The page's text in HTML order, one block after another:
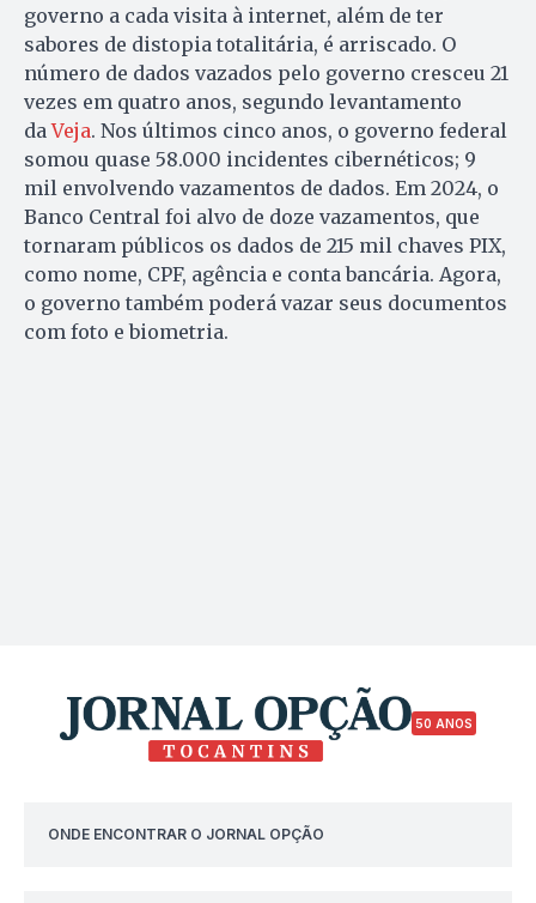
governo a cada visita à internet, além de ter
sabores de distopia totalitária, é arriscado. O
número de dados vazados pelo governo cresceu 21
vezes em quatro anos, segundo levantamento
daVeja. Nos últimos cinco anos, o governo federal
somou quase 58.000 incidentes cibernéticos; 9
mil envolvendo vazamentos de dados. Em 2024, o
Banco Central foi alvo de doze vazamentos, que
tornaram públicos os dados de 215 mil chaves PIX,
como nome, CPF, agência e conta bancária. Agora,
o governo também poderá vazar seus documentos
com foto e biometria.
50 ANOS
ONDE ENCONTRAR O JORNAL OPÇÃO